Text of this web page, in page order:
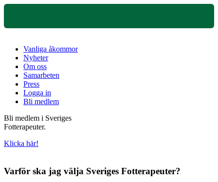
Vanliga åkommor
Nyheter
Om oss
Samarbeten
Press
Logga in
Bli medlem
Bli medlem i Sveriges
Fotterapeuter.
Klicka här!
Varför ska jag välja Sveriges Fotterapeuter?